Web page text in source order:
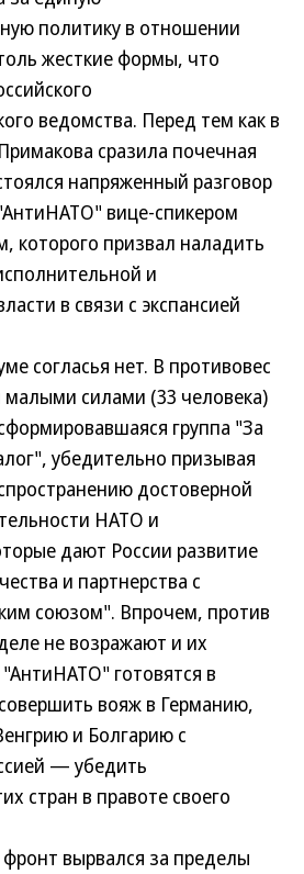
политику в отношении
жесткие формы, что
ведомства. Перед тем как в
сразила почечная
напряженный разговор
вице-спикером
которого призвал наладить
и
в связи с экспансией
согласья нет. В противовес
силами (33 человека)
группа "За
убедительно призывая
достоверной
НАТО и
дают России развитие
и партнерства с
союзом". Впрочем, против
не возражают и их
готовятся в
вояж в Германию,
и Болгарию с
— убедить
стран в правоте своего
вырвался за пределы